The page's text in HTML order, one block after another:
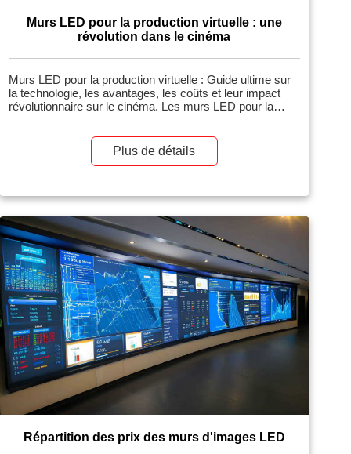
Murs LED pour la production virtuelle : une
révolution dans le cinéma
Murs LED pour la production virtuelle : Guide ultime sur
la technologie, les avantages, les coûts et leur impact
révolutionnaire sur le cinéma. Les murs LED pour la
dans le cinéma, permettant aux créateurs de concevoir
des environnements 3D immersifs en temps réel avec
lesquels les acteurs peuvent interagir directement sur le
appelés […]
Plus de détails
Répartition des prix des murs d'images LED